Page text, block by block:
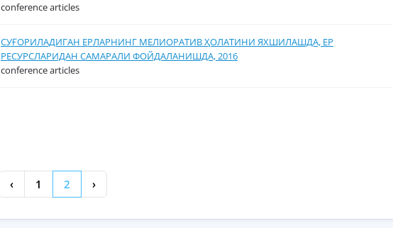
conference articles
СУҒОРИЛАДИГАН ЕРЛАРНИНГ МЕЛИОРАТИВ ҲОЛАТИНИ ЯХШИЛАШДА, ЕР
РЕСУРСЛАРИДАН САМАРАЛИ ФОЙДАЛАНИШДА, 2016
conference articles
‹ 1 2 ›